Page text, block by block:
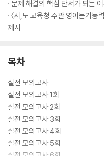
· 문제 해결의 핵심 단서가 되는
· 〈시,도 교육청 주관 영어듣기능
제시
목차
실전 모의고사
실전 모의고사 1회
실전 모의고사 2회
실전 모의고사 3회
실전 모의고사 4회
실전 모의고사 5회